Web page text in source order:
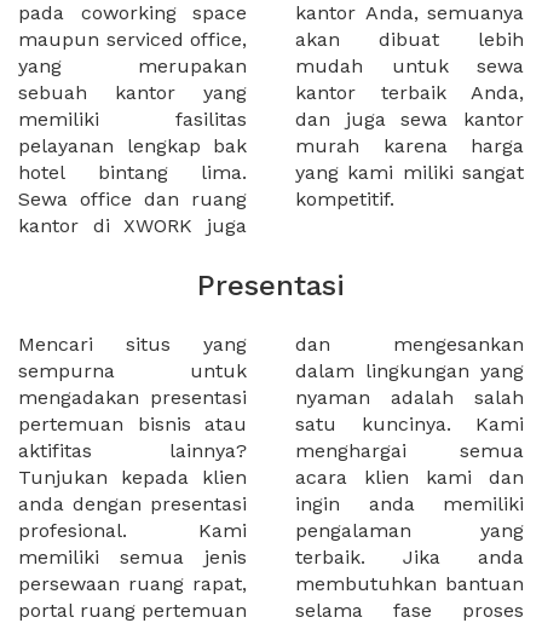
pada coworking space
maupun serviced office,
yang merupakan
sebuah kantor yang
memiliki fasilitas
pelayanan lengkap bak
hotel bintang lima.
Sewa office dan ruang
kantor di XWORK juga
kantor Anda, semuanya
akan dibuat lebih
mudah untuk sewa
kantor terbaik Anda,
dan juga sewa kantor
murah karena harga
yang kami miliki sangat
kompetitif.
Presentasi
Mencari situs yang
sempurna untuk
mengadakan presentasi
pertemuan bisnis atau
aktifitas lainnya?
Tunjukan kepada klien
anda dengan presentasi
profesional. Kami
memiliki semua jenis
persewaan ruang rapat,
portal ruang pertemuan
dan mengesankan
dalam lingkungan yang
nyaman adalah salah
satu kuncinya. Kami
menghargai semua
acara klien kami dan
ingin anda memiliki
pengalaman yang
terbaik. Jika anda
membutuhkan bantuan
selama fase proses